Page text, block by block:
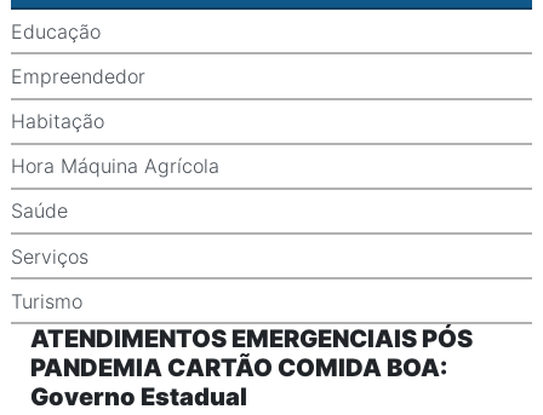
Educação
Empreendedor
Habitação
Hora Máquina Agrícola
Saúde
Serviços
Turismo
ATENDIMENTOS EMERGENCIAIS PÓS
PANDEMIA CARTÃO COMIDA BOA:
Governo Estadual